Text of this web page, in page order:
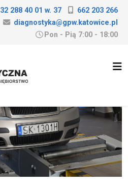
32 288 40 01 w. 37
662 203 266
diagnostyka@gpw.katowice.pl
Pon - Pią 7:00 - 18:00